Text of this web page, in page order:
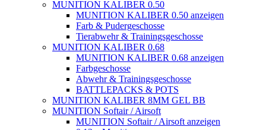
MUNITION KALIBER 0.50
MUNITION KALIBER 0.50 anzeigen
Farb & Pudergeschosse
Tierabwehr & Trainingsgeschosse
MUNITION KALIBER 0.68
MUNITION KALIBER 0.68 anzeigen
Farbgeschosse
Abwehr & Trainingsgeschosse
BATTLEPACKS & POTS
MUNITION KALIBER 8MM GEL BB
MUNITION Softair / Airsoft
MUNITION Softair / Airsoft anzeigen